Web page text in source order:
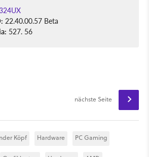
22.40.00.57 Beta
527. 56
nächste Seite
Köpf Hardware PC Gaming